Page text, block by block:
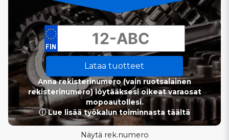
Lataa tuotteet
Anna rekisterinumero (vain ruotsalainen
rekisterinumero) löytääksesi oikeat varaosat
mopoautollesi.
ⓘ Lue lisää työkalun toiminnasta täältä
Näytä rek.numero